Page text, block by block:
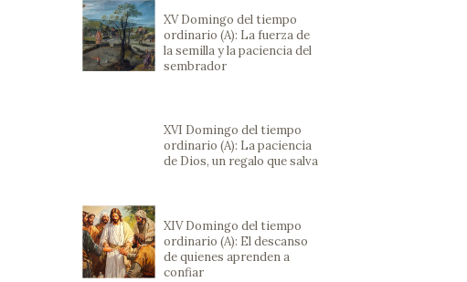
XV Domingo del tiempo
ordinario (A): La fuerza de
la semilla y la paciencia del
sembrador
XVI Domingo del tiempo
ordinario (A): La paciencia
de Dios, un regalo que salva
XIV Domingo del tiempo
ordinario (A): El descanso
de quienes aprenden a
confiar